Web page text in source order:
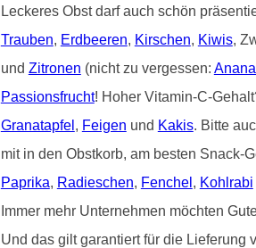
Leckeres Obst darf auch schön
Trauben, Erdbeeren, Kirschen, Kiwis,
und Zitronen (nicht zu vergessen:
Passionsfrucht! Hoher Vitamin-C-
Granatapfel , Feigen und Kakis. Bitte
mit in den Obstkorb, am besten Snack-
Paprika, Radieschen, Fenchel , Kohlrabi
Immer mehr Unternehmen möchten
Und das gilt garantiert für die Lieferung